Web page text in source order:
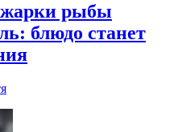
жарки рыбы
блюдо станет